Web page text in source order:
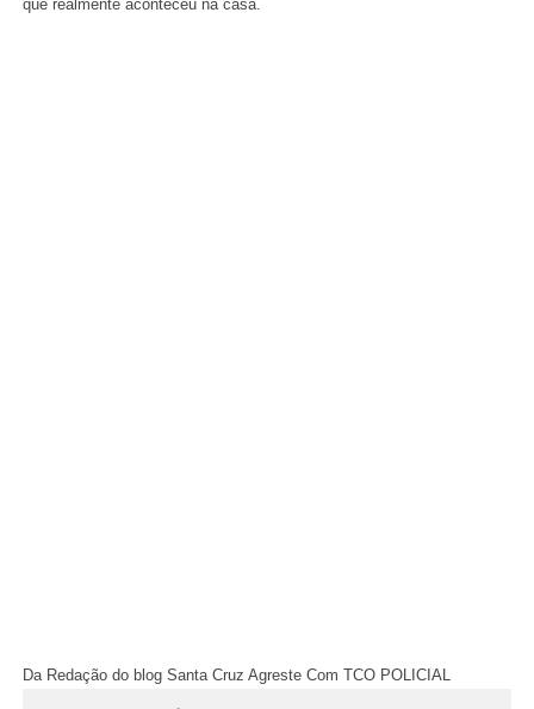
que realmente aconteceu na casa.
Da Redação do blog Santa Cruz Agreste Com TCO POLICIAL